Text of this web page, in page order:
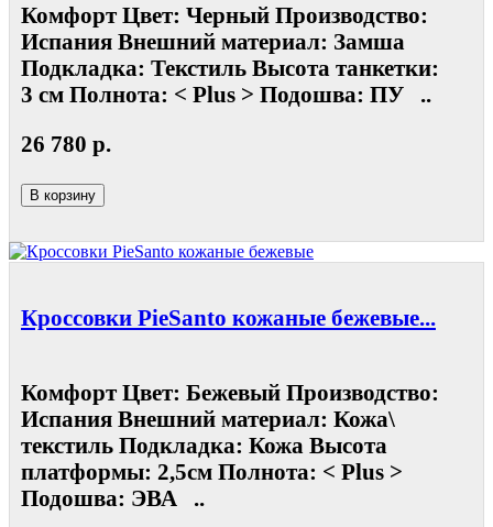
Комфорт Цвет: Черный Производство:
Испания Внешний материал: Замша
Подкладка: Текстиль Высота танкетки:
3 см Полнота: < Plus > Подошва: ПУ ..
26 780 р.
В корзину
Кроссовки PieSanto кожаные бежевые...
Комфорт Цвет: Бежевый Производство:
Испания Внешний материал: Кожа\
текстиль Подкладка: Кожа Высота
платформы: 2,5см Полнота: < Plus >
Подошва: ЭВА ..